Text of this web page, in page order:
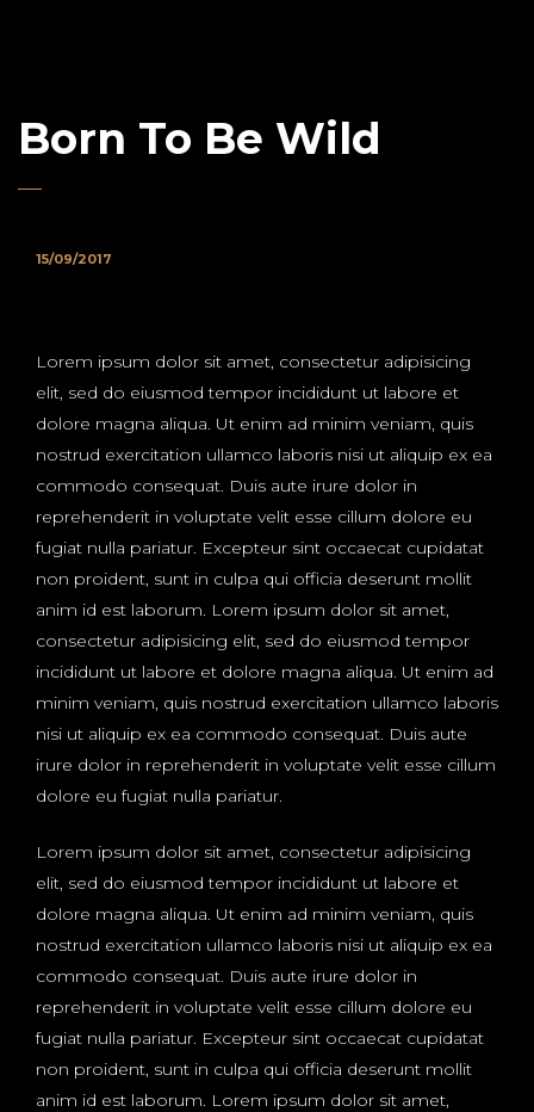
Born To Be Wild
15/09/2017
Lorem ipsum dolor sit amet, consectetur adipisicing
elit, sed do eiusmod tempor incididunt ut labore et
dolore magna aliqua. Ut enim ad minim veniam, quis
nostrud exercitation ullamco laboris nisi ut aliquip ex ea
commodo consequat. Duis aute irure dolor in
reprehenderit in voluptate velit esse cillum dolore eu
fugiat nulla pariatur. Excepteur sint occaecat cupidatat
non proident, sunt in culpa qui officia deserunt mollit
anim id est laborum. Lorem ipsum dolor sit amet,
consectetur adipisicing elit, sed do eiusmod tempor
incididunt ut labore et dolore magna aliqua. Ut enim ad
minim veniam, quis nostrud exercitation ullamco laboris
nisi ut aliquip ex ea commodo consequat. Duis aute
irure dolor in reprehenderit in voluptate velit esse cillum
dolore eu fugiat nulla pariatur.
Lorem ipsum dolor sit amet, consectetur adipisicing
elit, sed do eiusmod tempor incididunt ut labore et
dolore magna aliqua. Ut enim ad minim veniam, quis
nostrud exercitation ullamco laboris nisi ut aliquip ex ea
commodo consequat. Duis aute irure dolor in
reprehenderit in voluptate velit esse cillum dolore eu
fugiat nulla pariatur. Excepteur sint occaecat cupidatat
non proident, sunt in culpa qui officia deserunt mollit
anim id est laborum. Lorem ipsum dolor sit amet,